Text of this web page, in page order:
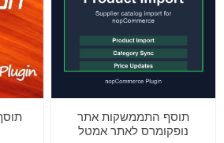
תוסף התממשקות אתר
נופקומרס לאתר אמטל